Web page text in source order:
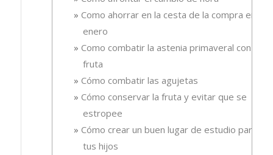
Como ahorrar en la cesta de la compra en
enero
Como combatir la astenia primaveral con
fruta
Cómo combatir las agujetas
Cómo conservar la fruta y evitar que se
estropee
Cómo crear un buen lugar de estudio para
tus hijos